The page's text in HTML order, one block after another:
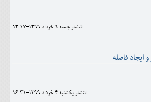
انتشار:جمعه 9 خرداد 1399-13:17
ایجاد فاصله
انتشار:يکشنبه 4 خرداد 1399-16:31